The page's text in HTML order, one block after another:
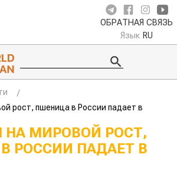
ОБРАТНАЯ СВЯЗЬ
Язык RU
рост, пшеница в России падает в
НА МИРОВОЙ РОСТ,
РОССИИ ПАДАЕТ В